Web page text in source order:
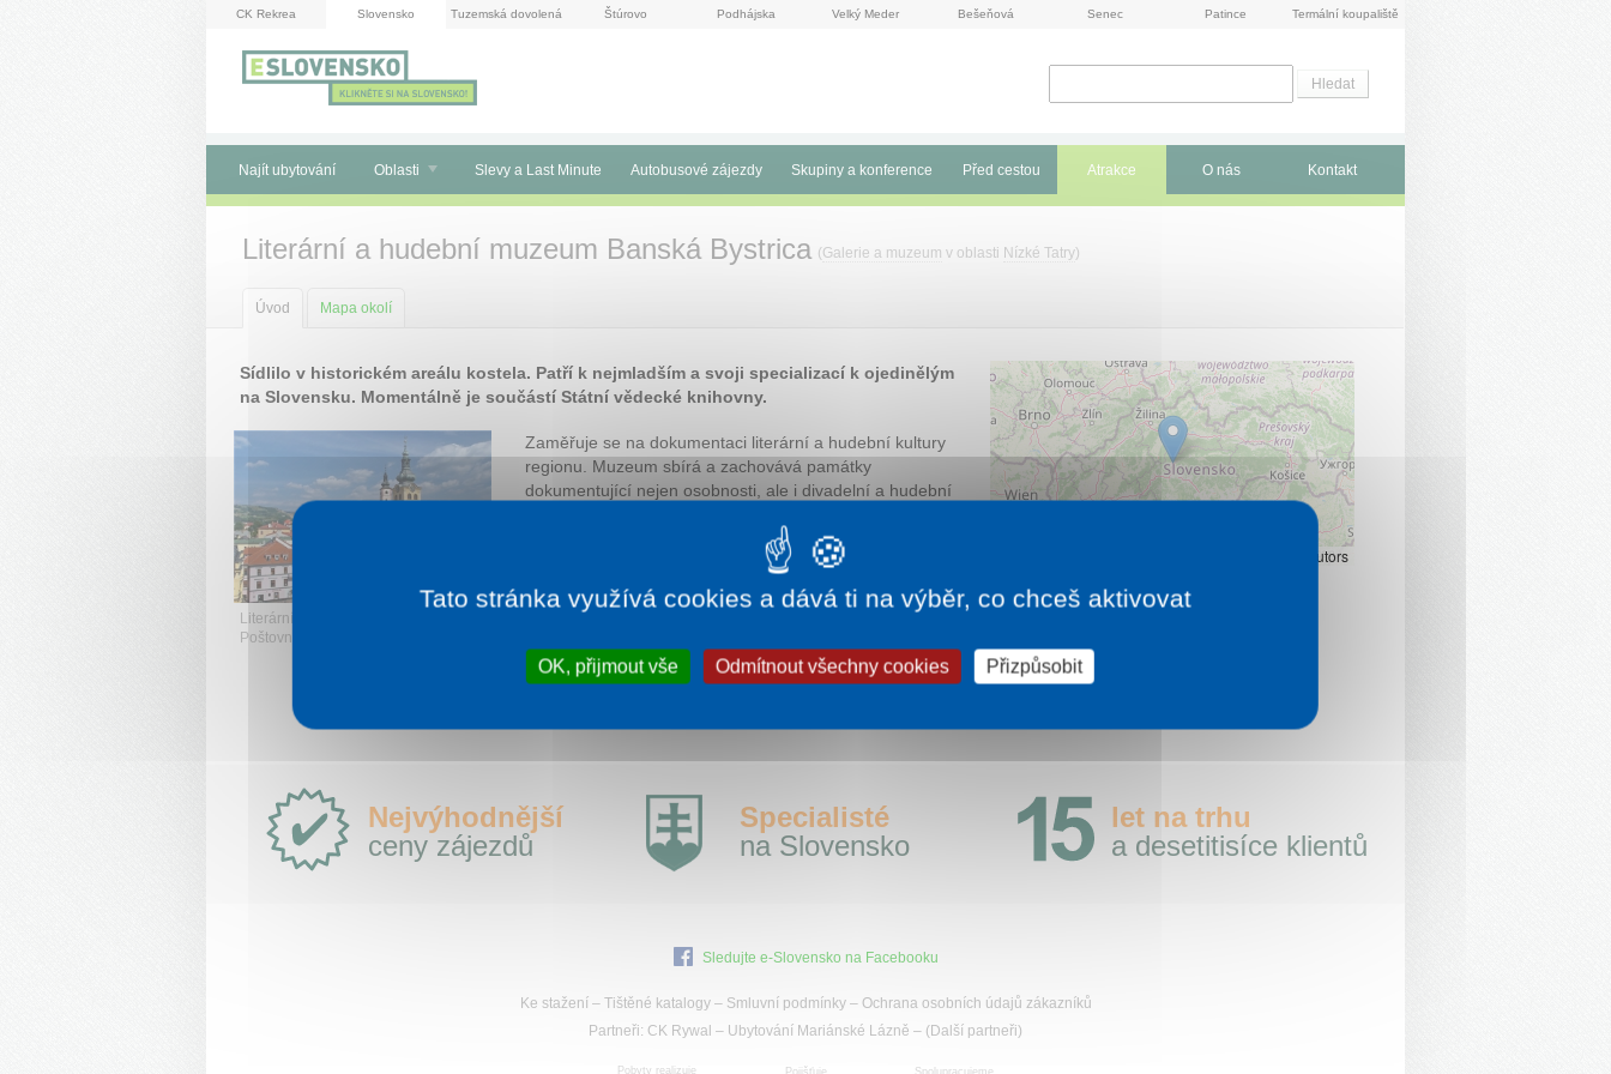
CK Rekrea Slovensko Tuzemská dovolená Štúrovo Podhájska Velký Meder Bešeňová Senec Patince Termální koupaliště
Najít ubytování Oblasti Slevy a Last Minute Autobusové zájezdy Skupiny a konference Před cestou Atrakce O nás Kontakt
Literární a hudební muzeum Banská Bystrica (Galerie a muzeum v oblasti Nízké Tatry)
Úvod Mapa okolí
Sídlilo v historickém areálu kostela. Patří k nejmladším a svoji specializací k ojedinělým
na Slovensku. Momentálně je součástí Státní vědecké knihovny.
Literární a hudební muzeum a
Poštovní muzeum. Banská Bystrica
Zaměřuje se na dokumentaci literární a hudební kultury
regionu. Muzeum sbírá a zachovává památky
dokumentující nejen osobnosti, ale i divadelní a hudební
contributors
Proč
e-
Slovensko.cz?
Nejvýhodnější
ceny zájezdů
Specialisté
na Slovensko
let na trhu
a desetitisíce klientů
Sledujte e-Slovensko na Facebooku
Ke stažení – Tištěné katalogy– Smluvní podmínky– Ochrana osobních údajů zákazníků
Partneři: CK Rywal – Ubytování Mariánské Lázně – (Další partneři)
Pobyty realizuje Pojišťuje Spolupracujeme
Tato stránka využívá cookies a dává ti na výběr, co chceš aktivovat
OK, přijmout vše Odmítnout všechny cookies Přizpůsobit